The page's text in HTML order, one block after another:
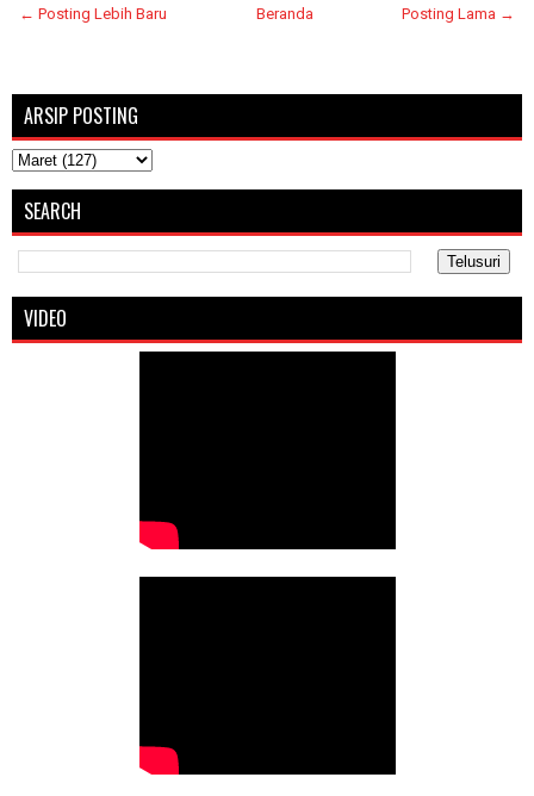
← Posting Lebih Baru Posting Lama →
Beranda
ARSIP POSTING
SEARCH
VIDEO